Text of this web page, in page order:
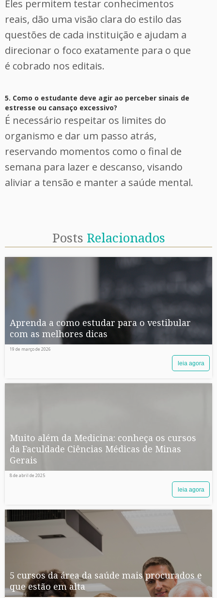
Eles permitem testar conhecimentos
reais, dão uma visão clara do estilo das
questões de cada instituição e ajudam a
direcionar o foco exatamente para o que
é cobrado nos editais.
5. Como o estudante deve agir ao perceber sinais de
estresse ou cansaço excessivo?
É necessário respeitar os limites do
organismo e dar um passo atrás,
reservando momentos como o final de
semana para lazer e descanso, visando
aliviar a tensão e manter a saúde mental.
Posts Relacionados
Aprenda a como estudar para o vestibular
com as melhores dicas
19 de março de 2026
leia agora
Muito além da Medicina: conheça os cursos
da Faculdade Ciências Médicas de Minas
Gerais
8 de abril de 2025
leia agora
5 cursos da área da saúde mais procurados e
que estão em alta